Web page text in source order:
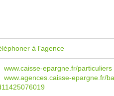
à l'agence
www.caisse-epargne.fr/particuliers
www.agences.caisse-epargne.fr/